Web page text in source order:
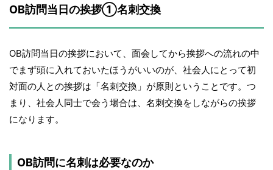
OB訪問当日の挨拶①名刺交換
OB訪問当日の挨拶において、面会してから挨拶への流れの中
でまず頭に入れておいたほうがいいのが、社会人にとって初
対面の人との挨拶は「名刺交換」が原則ということです。つ
まり、社会人同士で会う場合は、名刺交換をしながらの挨拶
になります。
OB訪問に名刺は必要なのか